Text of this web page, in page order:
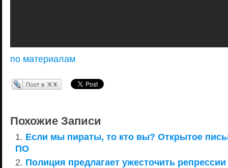
по материалам
Перепост в ЖЖ
Похожие Записи
Если мы пираты, то кто вы? Открытое
ПО
Полиция предлагает ужесточить